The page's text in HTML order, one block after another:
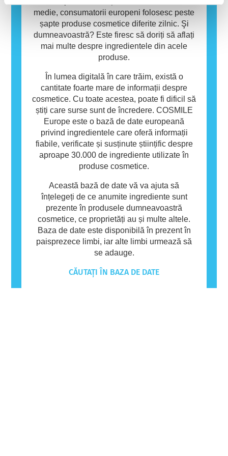
medie, consumatorii europeni folosesc peste
șapte produse cosmetice diferite zilnic. Şi
dumneavoastră? Este firesc să doriți să aflați
mai multe despre ingredientele din acele
produse.
În lumea digitală în care trăim, există o
cantitate foarte mare de informații despre
cosmetice. Cu toate acestea, poate fi dificil să
știți care surse sunt de încredere. COSMILE
Europe este o bază de date europeană
privind ingredientele care oferă informații
fiabile, verificate și susținute științific despre
aproape 30.000 de ingrediente utilizate în
produse cosmetice.
Această bază de date vă va ajuta să
înțelegeți de ce anumite ingrediente sunt
prezente în produsele dumneavoastră
cosmetice, ce proprietăți au și multe altele.
Baza de date este disponibilă în prezent în
paisprezece limbi, iar alte limbi urmează să
se adauge.
CĂUTAȚI ÎN BAZA DE DATE